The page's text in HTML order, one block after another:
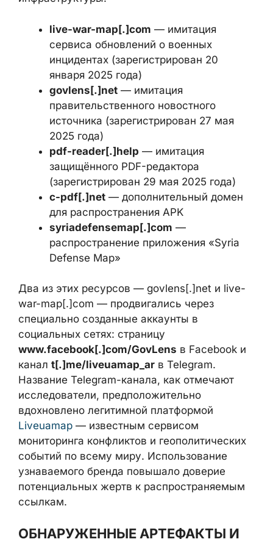
сервиса обновлений о военных
инцидентах (зарегистрирован 20
января 2025 года)
govlens[.]net
правительственного новостного
источника (зарегистрирован 27 мая
2025 года)
pdf-reader[.]help
— имитация
защищённого PDF-редактора
(зарегистрирован 29 мая 2025 года)
c-pdf[.]net — дополнительный домен
для распространения APK
syriadefensemap[.]com
распространение приложения «Syria
Defense Map»
Два из этих ресурсов — govlens[.]net и live-
war-map[.]com — продвигались через
специально созданные аккаунты в
социальных сетях: страницу
www.facebook[.]com/GovLensв Facebook
и канал t[.]me/liveuamap_arв Telegram.
Название Telegram-канала, как отмечают
исследователи, предположительно
вдохновлено легитимной платформой
Liveuamap — известным сервисом
мониторинга конфликтов и
геополитических событий по всему миру.
Использование узнаваемого бренда
повышало доверие потенциальных жертв к
распространяемым ссылкам.
ОБНАРУЖЕННЫЕ АРТЕФАКТЫ И